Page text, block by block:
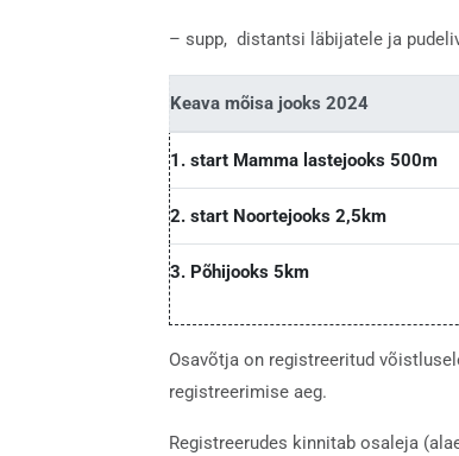
– supp, distantsi läbijatele ja
Keava mõisa jooks 2024
1. start Mamma lastejooks 500m
2. start Noortejooks 2,5km
3. Põhijooks 5km
Osavõtja on registreeritud
registreerimise aeg.
Registreerudes kinnitab osaleja